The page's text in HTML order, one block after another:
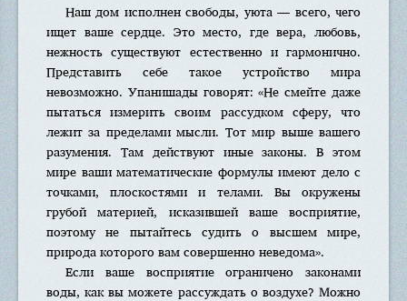
Наш дом исполнен свободы, уюта — всего, чего
ищет ваше сердце. Это место, где вера, любовь,
нежность существуют естественно и гармонично.
Представить себе такое устройство мира
невозможно. Упанишады говорят: «Не смейте даже
пытаться измерить своим рассудком сферу, что
лежит за пределами мысли. Тот мир выше вашего
разумения. Там действуют иные законы. В этом
мире ваши математические формулы имеют дело с
точками, плоскостями и телами. Вы окружены
грубой материей, исказившей ваше восприятие,
поэтому не пытайтесь судить о высшем мире,
природа которого вам совершенно неведома».
Если ваше восприятие ограничено законами
воды, как вы можете рассуждать о воздухе? Можно